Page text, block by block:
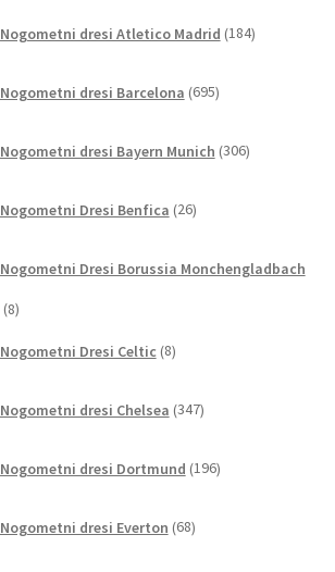
Nogometni dresi Atletico Madrid 184izdelkov
Nogometni dresi Barcelona 695izdelkov
Nogometni dresi Bayern Munich 306izdelkov
Nogometni Dresi Benfica 26izdelkov
Nogometni Dresi Borussia Monchengladbach
88
Nogometni Dresi Celtic 8izdelkov
Nogometni dresi Chelsea 347izdelkov
Nogometni dresi Dortmund 196izdelkov
Nogometni dresi Everton 68izdelkov